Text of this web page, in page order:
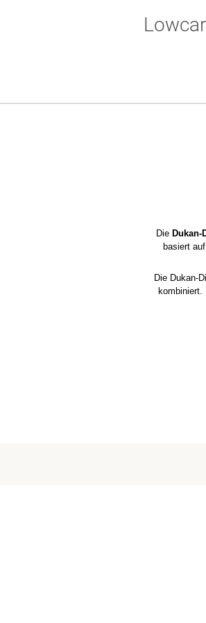
Die Dukan-
basiert
Die Dukan-
kombiniert.